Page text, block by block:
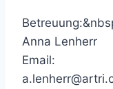
Anna Lenherr
Email: